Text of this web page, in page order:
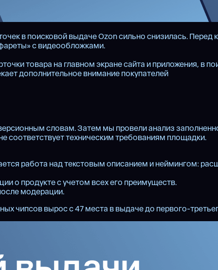
в поисковой выдаче Ozon сильно снизилась.
с видеообложками.
товара на главном экране сайта и приложения, в
дополнительное внимание покупателей
словам. Затем мы провели анализ
соответствует техническим требованиям площадки.
работа над текстовым описанием и неймингом:
о продукте с учетом всех его преимуществ.
модерации.
чипсов вырос с 47 места в выдаче до первого-